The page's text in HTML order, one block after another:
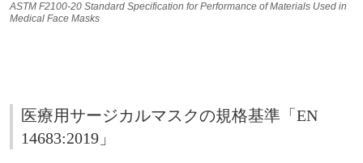
ASTM F2100-20 Standard Specification for Performance of Materials Used in
Medical Face Masks
医療用サージカルマスクの規格基準「EN
14683:2019」